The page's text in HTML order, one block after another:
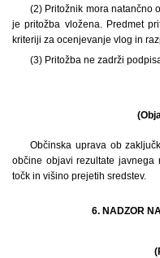
(2) Pritožnik mora natančno
je pritožba vložena. Predmet
kriteriji za ocenjevanje vlog in
(3) Pritožba ne zadrži
Občinska uprava ob
občine objavi rezultate javnega
točk in višino prejetih sredstev.
6. NADZOR